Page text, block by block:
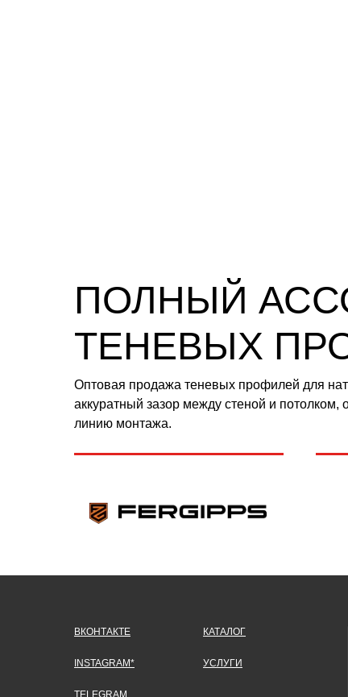
ПОЛНЫЙ
ТЕНЕВЫХ
Оптовая продажа теневых профилей для
аккуратный зазор между стеной и
линию монтажа.
INSTAGRAM*
ВКОНТАКТЕ
УСЛУГИ
КАТАЛОГ